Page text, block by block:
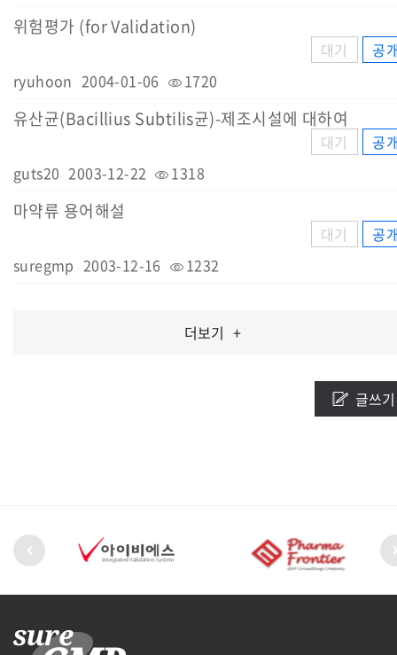
위험평가 (for Validation)
대기
공
ryuhoon 2004-01-06 1720
유산균(Bacillius Subtilis균)-제조시설에 대하여
대기
공
guts20 2003-12-22 1318
마약류 용어해설
대기
공
suregmp 2003-12-16 1232
더보기 +
글쓰기